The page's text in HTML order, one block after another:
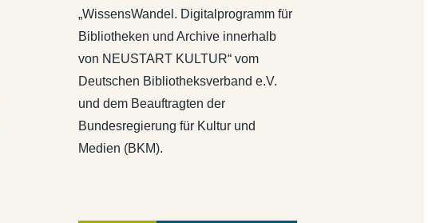
„WissensWandel. Digitalprogramm für
Bibliotheken und Archive innerhalb
von NEUSTART KULTUR“ vom
Deutschen Bibliotheksverband e.V.
und dem Beauftragten der
Bundesregierung für Kultur und
Medien (BKM).